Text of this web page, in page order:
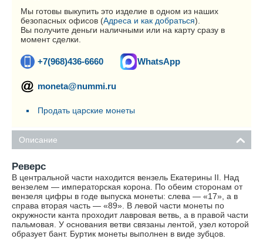
Мы готовы выкупить это изделие в одном из наших
безопасных офисов (Адреса и как добраться).
Вы получите деньги наличными или на карту сразу в
момент сделки.
+7(968)436-6660 WhatsApp
moneta@nummi.ru
Продать царские монеты
Описание
Реверс
В центральной части находится вензель Екатерины II. Над
вензелем — императорская корона. По обеим сторонам от
вензеля цифры в годе выпуска монеты: слева — «17», а в
справа вторая часть — «89». В левой части монеты по
окружности канта проходит лавровая ветвь, а в правой части
пальмовая. У основания ветви связаны лентой, узел которой
образует бант. Буртик монеты выполнен в виде зубцов.